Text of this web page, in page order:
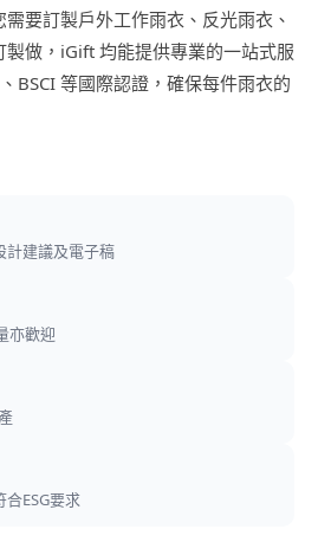
要訂製戶外工作雨衣、反光雨衣、
做，iGift 均能提供專業的一站式服
BSCI 等國際認證，確保每件雨衣的
計建議及電子稿
亦歡迎
ESG要求